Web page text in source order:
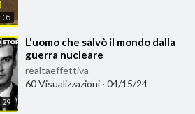
⁣L'uomo che salvò il mondo dalla
guerra nucleare
realtaeffettiva
60 Visualizzazioni · 04/15/24